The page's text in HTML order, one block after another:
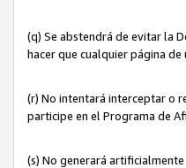
(q) Se abstendrá de evitar la
hacer que cualquier página
(r) No intentará interceptar o
participe en el Programa de
(s) No generará